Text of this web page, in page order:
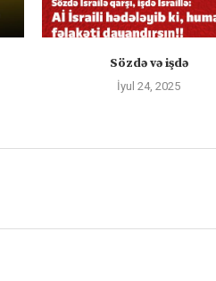
Sözdə və işdə
İyul 24, 2025